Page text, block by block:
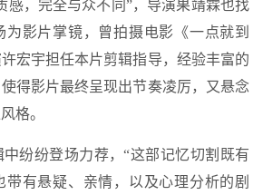
感，完全与众不同”，导演果靖霖也找
为影片掌镜，曾拍摄电影《一点就到
宏宇担任本片剪辑指导，经验丰富的
得影片最终呈现出节奏凌厉，又悬念
格。
纷纷登场力荐，“这部记忆切割既有
有悬疑、亲情，以及心理分析的剧